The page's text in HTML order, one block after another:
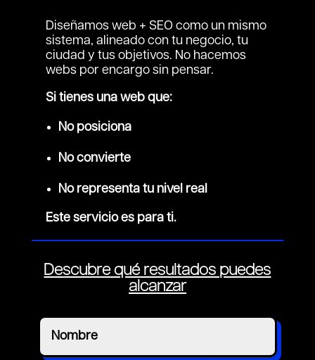
Diseñamos web + SEO como un mismo
sistema, alineado con tu negocio, tu
ciudad y tus objetivos. No hacemos
webs por encargo sin pensar.
Si tienes una web que:
No posiciona
No convierte
No representa tu nivel real
Este servicio es para ti.
Descubre qué resultados puedes
alcanzar